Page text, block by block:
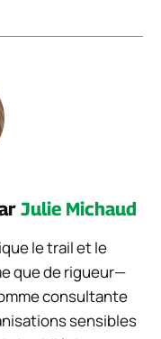
Julie Michaud
le trail et le
que de rigueur—
consultante
sensibles